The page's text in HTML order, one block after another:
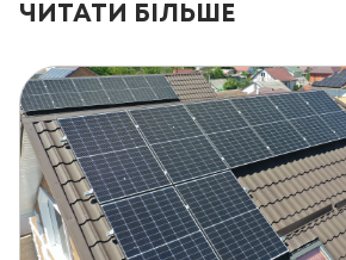
ЧИТАТИ БІЛЬШЕ